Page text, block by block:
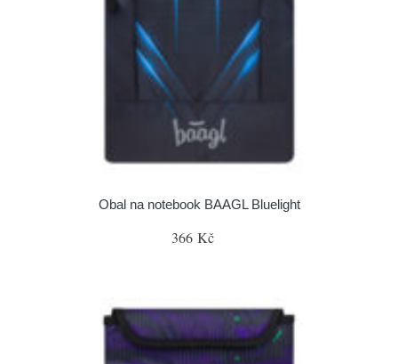
Obal na notebook BAAGL Bluelight
366 Kč